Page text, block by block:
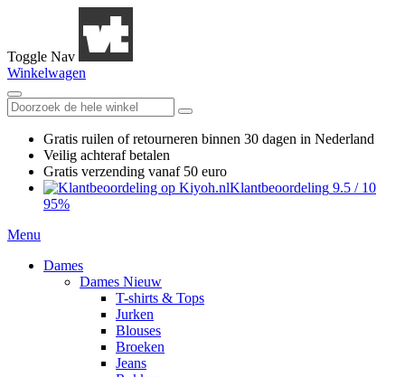
Toggle Nav
Winkelwagen
Gratis ruilen of retourneren binnen 30 dagen in Nederland
Veilig achteraf betalen
Gratis verzending vanaf 50 euro
Klantbeoordeling 9.5 / 10
95%
Menu
Dames
Dames Nieuw
T-shirts & Tops
Jurken
Blouses
Broeken
Jeans